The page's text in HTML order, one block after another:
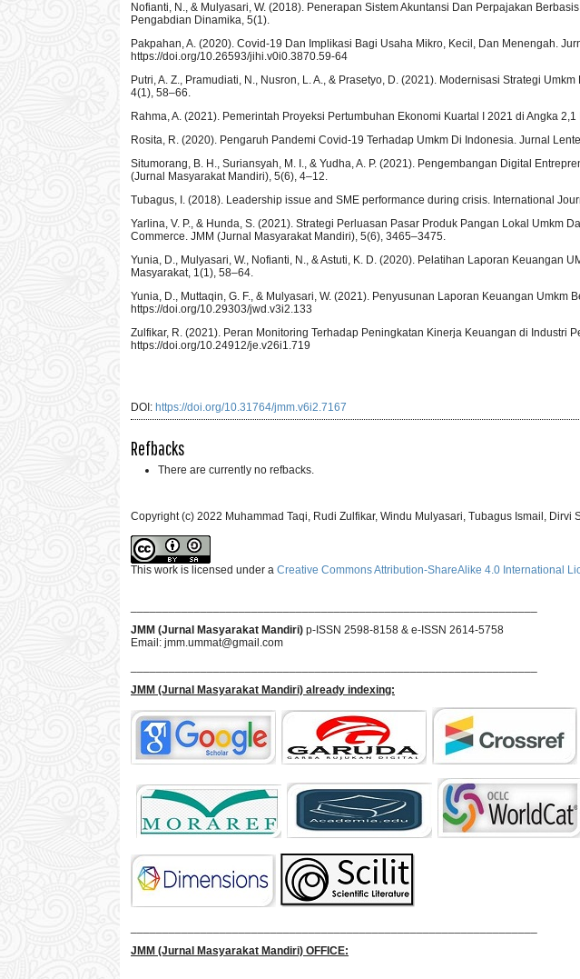
Nofianti, N., & Mulyasari, W. (2018). Penerapan Sistem Akuntansi Dan Perpajakan
Pengabdian Dinamika, 5(1).
Pakpahan, A. (2020). Covid-19 Dan Implikasi Bagi Usaha Mikro, Kecil, Dan Menengah.
https://doi.org/10.26593/jihi.v0i0.3870.59-64
Putri, A. Z., Pramudiati, N., Nusron, L. A., & Prasetyo, D. (2021). Modernisasi Strategi
4(1), 58–66.
Rahma, A. (2021). Pemerintah Proyeksi Pertumbuhan Ekonomi Kuartal I 2021 di Angka 2,1
Rosita, R. (2020). Pengaruh Pandemi Covid-19 Terhadap Umkm Di Indonesia. Jurnal
Situmorang, B. H., Suriansyah, M. I., & Yudha, A. P. (2021). Pengembangan Digital
(Jurnal Masyarakat Mandiri), 5(6), 4–12.
Tubagus, I. (2018). Leadership issue and SME performance during crisis. International
Yarlina, V. P., & Hunda, S. (2021). Strategi Perluasan Pasar Produk Pangan Lokal Umkm
Commerce. JMM (Jurnal Masyarakat Mandiri), 5(6), 3465–3475.
Yunia, D., Mulyasari, W., Nofianti, N., & Astuti, K. D. (2020). Pelatihan Laporan Keuangan
Masyarakat, 1(1), 58–64.
Yunia, D., Muttaqin, G. F., & Mulyasari, W. (2021). Penyusunan Laporan Keuangan Umkm
https://doi.org/10.29303/jwd.v3i2.133
Zulfikar, R. (2021). Peran Monitoring Terhadap Peningkatan Kinerja Keuangan di Industri
https://doi.org/10.24912/je.v26i1.719
DOI: https://doi.org/10.31764/jmm.v6i2.7167
Refbacks
There are currently no refbacks.
Copyright (c) 2022 Muhammad Taqi, Rudi Zulfikar, Windu Mulyasari, Tubagus Ismail, Dirvi
This work is licensed under a Creative Commons Attribution-ShareAlike 4.0 International
JMM (Jurnal Masyarakat Mandiri) p-ISSN 2598-8158 & e-ISSN 2614-5758
Email: jmm.ummat@gmail.com
JMM (Jurnal Masyarakat Mandiri) already indexing:
JMM (Jurnal Masyarakat Mandiri) OFFICE: